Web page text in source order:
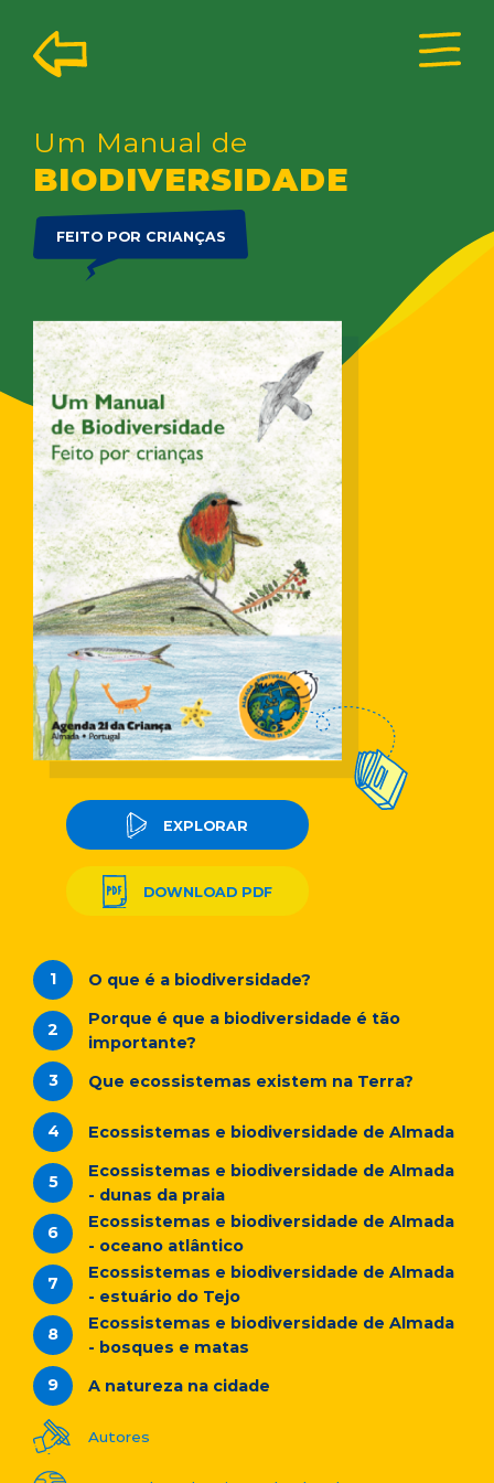
Um Manual de
BIODIVERSIDADE
FEITO POR CRIANÇAS
EXPLORAR
DOWNLOAD PDF
O que é a biodiversidade?
Porque é que a biodiversidade é tão
importante?
Que ecossistemas existem na Terra?
Ecossistemas e biodiversidade de Almada
Ecossistemas e biodiversidade de Almada
- dunas da praia
Ecossistemas e biodiversidade de Almada
- oceano atlântico
Ecossistemas e biodiversidade de Almada
- estuário do Tejo
Ecossistemas e biodiversidade de Almada
- bosques e matas
A natureza na cidade
Autores